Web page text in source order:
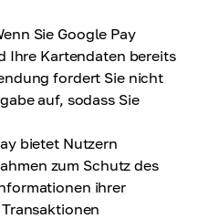
Sie Google Pay
Ihre Kartendaten bereits
fordert Sie nicht
auf, sodass Sie
bietet Nutzern
zum Schutz des
ihrer